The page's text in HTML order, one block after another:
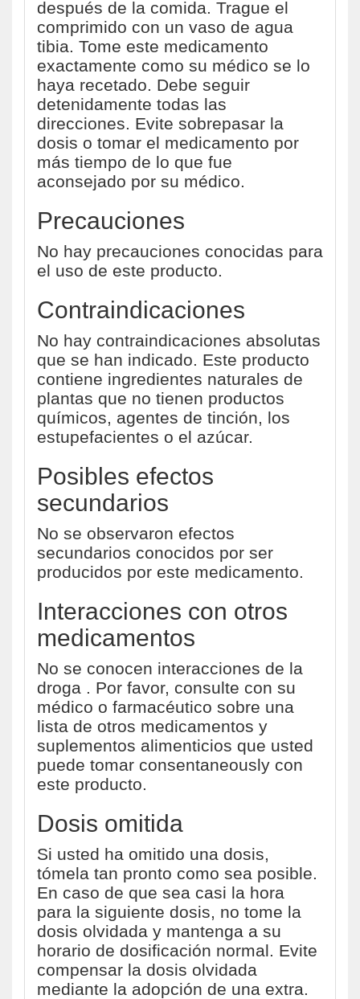
después de la comida. Trague el
comprimido con un vaso de agua
tibia. Tome este medicamento
exactamente como su médico se lo
haya recetado. Debe seguir
detenidamente todas las
direcciones. Evite sobrepasar la
dosis o tomar el medicamento por
más tiempo de lo que fue
aconsejado por su médico.
Precauciones
No hay precauciones conocidas para
el uso de este producto.
Contraindicaciones
No hay contraindicaciones absolutas
que se han indicado. Este producto
contiene ingredientes naturales de
plantas que no tienen productos
químicos, agentes de tinción, los
estupefacientes o el azúcar.
Posibles efectos
secundarios
No se observaron efectos
secundarios conocidos por ser
producidos por este medicamento.
Interacciones con otros
medicamentos
No se conocen interacciones de la
droga . Por favor, consulte con su
médico o farmacéutico sobre una
lista de otros medicamentos y
suplementos alimenticios que usted
puede tomar consentaneously con
este producto.
Dosis omitida
Si usted ha omitido una dosis,
tómela tan pronto como sea posible.
En caso de que sea casi la hora
para la siguiente dosis, no tome la
dosis olvidada y mantenga a su
horario de dosificación normal. Evite
compensar la dosis olvidada
mediante la adopción de una extra.